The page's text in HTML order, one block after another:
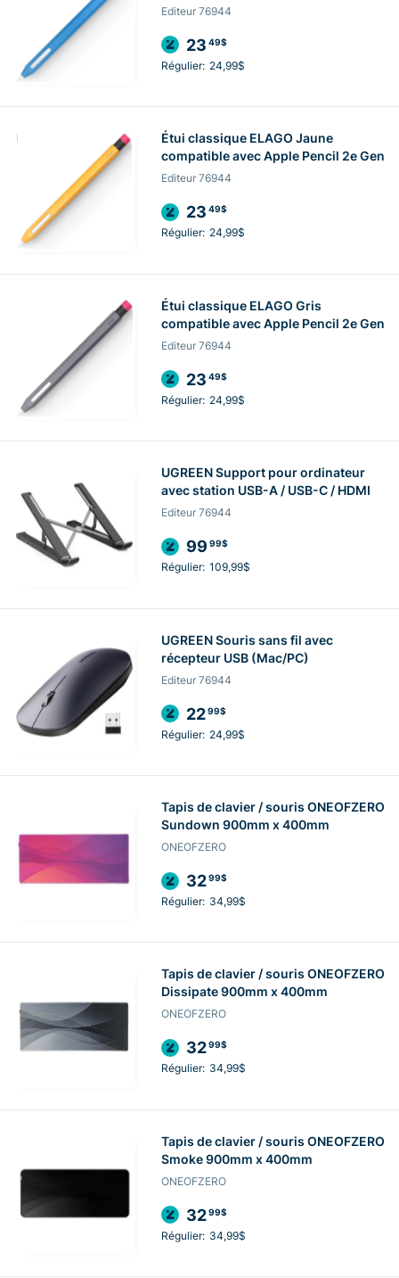
Editeur 76944
23 49$
Régulier: 24,99$
Étui classique ELAGO Jaune
compatible avec Apple Pencil 2e Gen
Editeur 76944
23 49$
Régulier: 24,99$
Étui classique ELAGO Gris
compatible avec Apple Pencil 2e Gen
Editeur 76944
23 49$
Régulier: 24,99$
UGREEN Support pour ordinateur
avec station USB-A / USB-C / HDMI
Editeur 76944
99 99$
Régulier: 109,99$
UGREEN Souris sans fil avec
récepteur USB (Mac/PC)
Editeur 76944
2299$
Régulier: 24,99$
Tapis de clavier / souris ONEOFZERO
Sundown 900mm x 400mm
ONEOFZERO
3299$
Régulier: 34,99$
Tapis de clavier / souris ONEOFZERO
Dissipate 900mm x 400mm
ONEOFZERO
3299$
Régulier: 34,99$
Tapis de clavier / souris ONEOFZERO
Smoke 900mm x 400mm
ONEOFZERO
3299$
Régulier: 34,99$